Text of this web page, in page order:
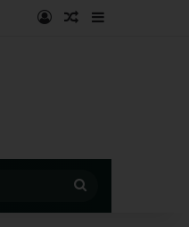
AnmeldenZufälliger
nach
Seine Funktionalität ist